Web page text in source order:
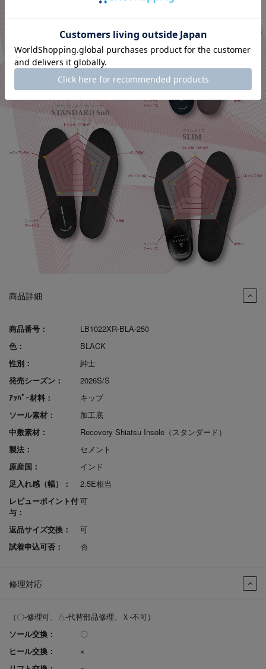
商品詳細
商品番号：
LB1022XR-BLA-250
色：
BLACK
性別：
紳士
発売シーズン：
2026S/S
ｱｯﾊﾟｰ材料：
キップ
ソール素材：
加工底
中敷素材：
Recovery Shiatsu Insole（スタンダード）
製法：
セメント
原産国：
インド
足入れ感（幅）：
2.5E相当
レビューポイント付
与：
可
返品サイズ交換：
可
試着申込可否：
否
修理対応
（〇-修理可、△-代替部品修理、Ｘ-不可）
ソール交換：
〇
ヒール交換：
×